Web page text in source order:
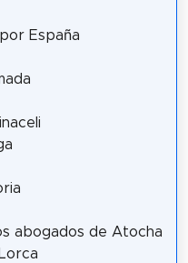
España
abogados de Atocha